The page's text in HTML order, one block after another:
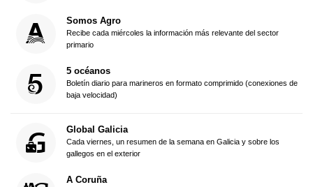
Somos Agro
Recibe cada miércoles la información más relevante del sector
primario
5 océanos
Boletín diario para marineros en formato comprimido (conexiones de
baja velocidad)
Global Galicia
Cada viernes, un resumen de la semana en Galicia y sobre los
gallegos en el exterior
A Coruña